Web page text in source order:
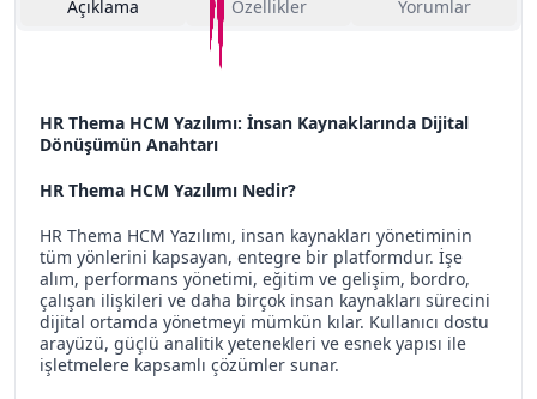
Açıklama Özellikler Yorumlar
HR Thema HCM Yazılımı: İnsan Kaynaklarında Dijital
Dönüşümün Anahtarı
HR Thema HCM Yazılımı Nedir?
HR Thema HCM Yazılımı, insan kaynakları yönetiminin
tüm yönlerini kapsayan, entegre bir platformdur. İşe
alım, performans yönetimi, eğitim ve gelişim, bordro,
çalışan ilişkileri ve daha birçok insan kaynakları sürecini
dijital ortamda yönetmeyi mümkün kılar. Kullanıcı dostu
arayüzü, güçlü analitik yetenekleri ve esnek yapısı ile
işletmelere kapsamlı çözümler sunar.